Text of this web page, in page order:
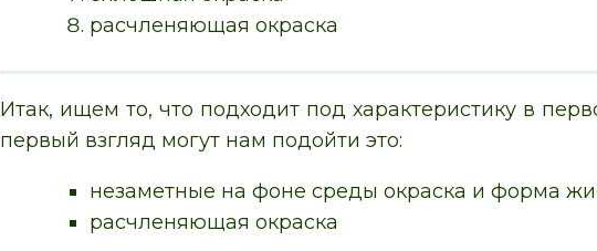
расчленяющая окраска
Итак, ищем то, что подходит под характеристику в
первый взгляд могут нам подойти это:
незаметные на фоне среды окраска и форма
расчленяющая окраска